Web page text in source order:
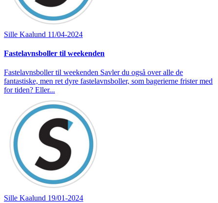
Sille Kaalund 11/04-2024
Fastelavnsboller til weekenden
Fastelavnsboller til weekenden Savler du også over alle de
fantastiske, men ret dyre fastelavnsboller, som bagerierne frister med
for tiden? Eller...
Sille Kaalund 19/01-2024